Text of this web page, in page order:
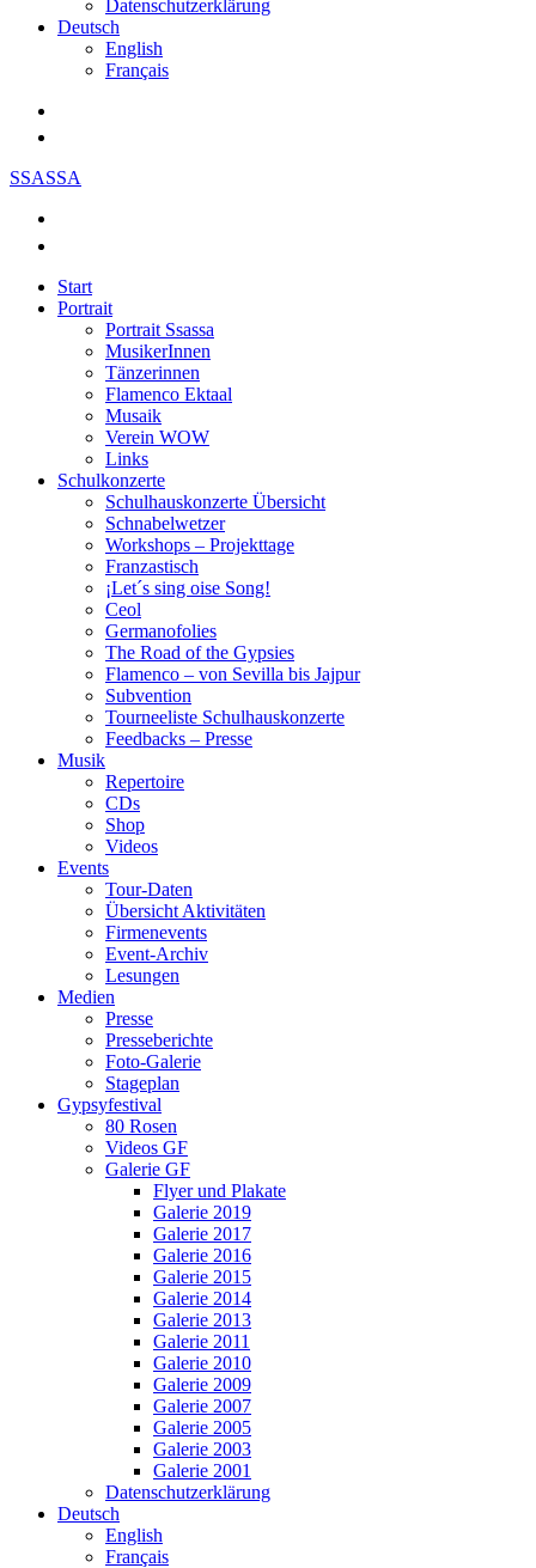
Datenschutzerklärung
Deutsch
English
Français
SSASSA
Start
Portrait
Portrait Ssassa
MusikerInnen
Tänzerinnen
Flamenco Ektaal
Musaik
Verein WOW
Links
Schulkonzerte
Schulhauskonzerte Übersicht
Schnabelwetzer
Workshops – Projekttage
Franzastisch
¡Let´s sing oise Song!
Ceol
Germanofolies
The Road of the Gypsies
Flamenco – von Sevilla bis Jajpur
Subvention
Tourneeliste Schulhauskonzerte
Feedbacks – Presse
Musik
Repertoire
CDs
Shop
Videos
Events
Tour-Daten
Übersicht Aktivitäten
Firmenevents
Event-Archiv
Lesungen
Medien
Presse
Presseberichte
Foto-Galerie
Stageplan
Gypsyfestival
80 Rosen
Videos GF
Galerie GF
Flyer und Plakate
Galerie 2019
Galerie 2017
Galerie 2016
Galerie 2015
Galerie 2014
Galerie 2013
Galerie 2011
Galerie 2010
Galerie 2009
Galerie 2007
Galerie 2005
Galerie 2003
Galerie 2001
Datenschutzerklärung
Deutsch
English
Français